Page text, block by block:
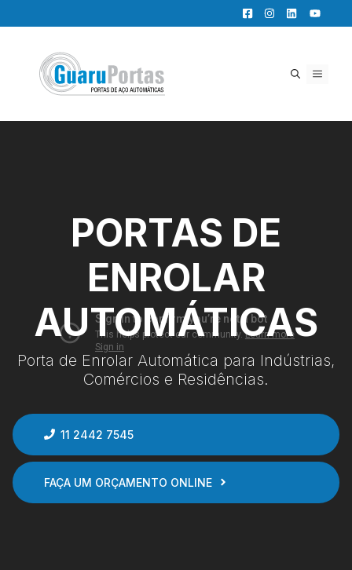
para
conteúdo
MENU
PORTAS DE
ENROLAR
AUTOMÁTICAS
Porta de Enrolar Automática para Indústrias,
Comércios e Residências.
11 2442 7545
FAÇA UM ORÇAMENTO ONLINE